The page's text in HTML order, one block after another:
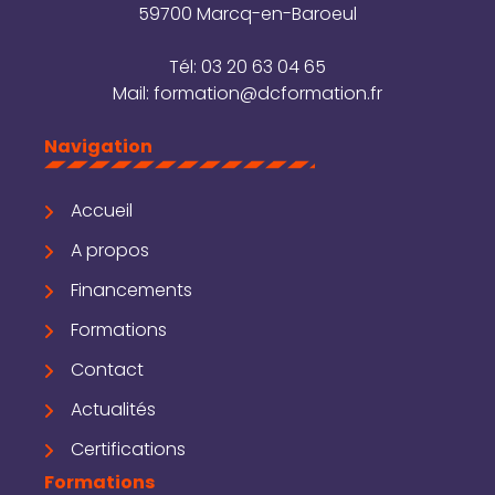
59700 Marcq-en-Baroeul
Tél: 03 20 63 04 65
Mail: formation@dcformation.fr
Navigation
Accueil
A propos
Financements
Formations
Contact
Actualités
Certifications
Formations